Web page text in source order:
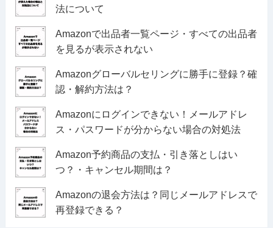
法について
Amazonで出品者一覧ページ・すべての出品者
を見るが表示されない
Amazonグローバルセリングに勝手に登録？確
認・解約方法は？
Amazonにログインできない！メールアドレ
ス・パスワードが分からない場合の対処法
Amazon予約商品の支払・引き落としはい
つ？・キャンセル期間は？
Amazonの退会方法は？同じメールアドレスで
再登録できる？